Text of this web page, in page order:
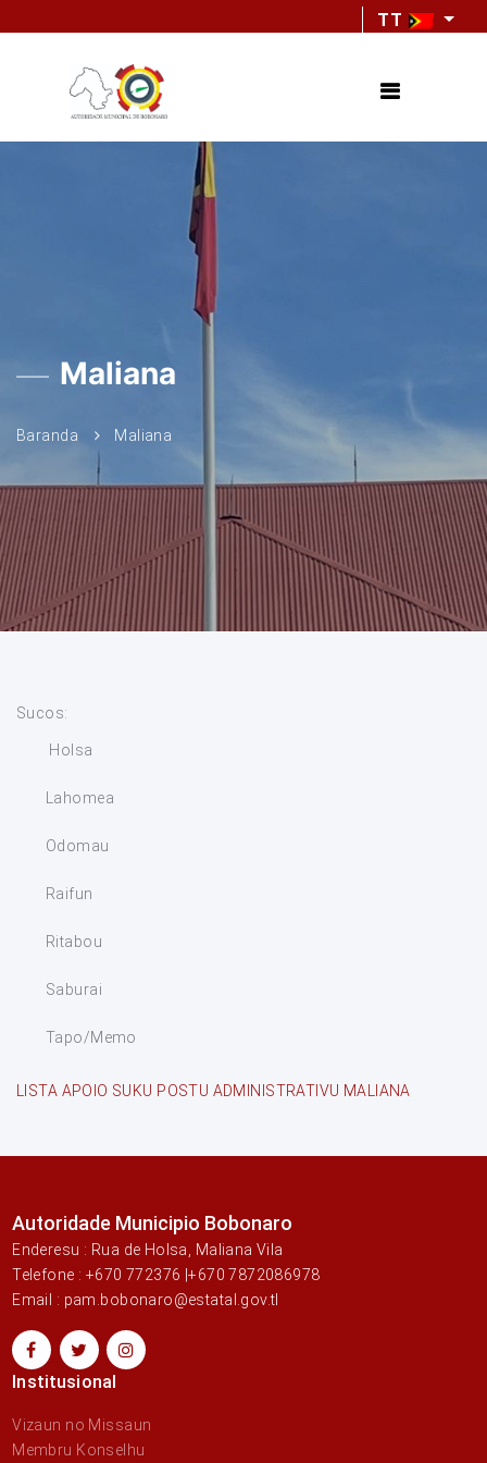
TT
Maliana
Baranda Maliana
Sucos:
Holsa
Lahomea
Odomau
Raifun
Ritabou
Saburai
Tapo/Memo
LISTA APOIO SUKU POSTU ADMINISTRATIVU MALIANA
Autoridade Municipio Bobonaro
Enderesu : Rua de Holsa, Maliana Vila
Telefone : +670 772376 |+670 7872086978
Email : pam.bobonaro@estatal.gov.tl
Institusional
Vizaun no Missaun
Membru Konselhu